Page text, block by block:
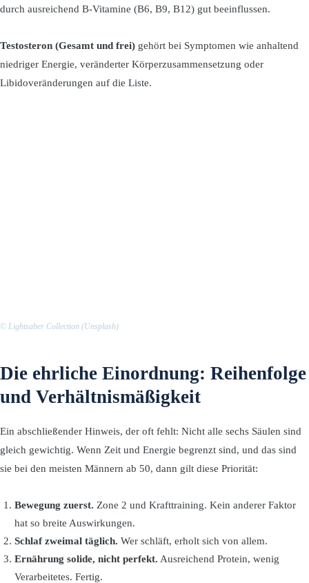
durch ausreichend B-Vitamine (B6, B9, B12) gut beeinflussen.
Testosteron (Gesamt und frei) gehört bei Symptomen wie anhaltend
niedriger Energie, veränderter Körperzusammensetzung oder
Libidoveränderungen auf die Liste.
© Lightsaber Collection (Unsplash)
Die ehrliche Einordnung: Reihenfolge
und Verhältnismäßigkeit
Ein abschließender Hinweis, der oft fehlt: Nicht alle sechs Säulen sind
gleich gewichtig. Wenn Zeit und Energie begrenzt sind, und das sind
sie bei den meisten Männern ab 50, dann gilt diese Priorität:
Bewegung zuerst. Zone 2 und Krafttraining. Kein anderer Faktor
hat so breite Auswirkungen.
Schlaf zweimal täglich. Wer schläft, erholt sich von allem.
Ernährung solide, nicht perfekt. Ausreichend Protein, wenig
Verarbeitetes. Fertig.